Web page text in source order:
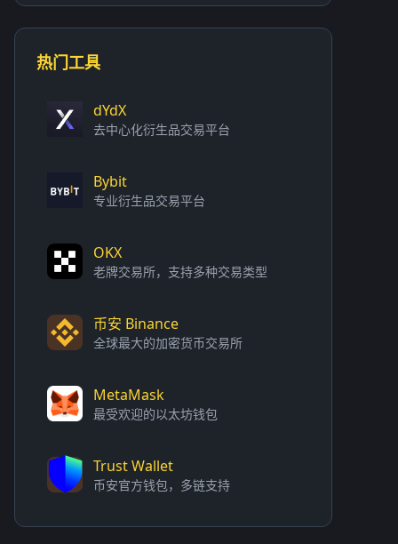
热门工具
dYdX
去中心化衍生品交易平台
Bybit
专业衍生品交易平台
OKX
老牌交易所，支持多种交易类型
币安 Binance
全球最大的加密货币交易所
MetaMask
最受欢迎的以太坊钱包
Trust Wallet
币安官方钱包，多链支持